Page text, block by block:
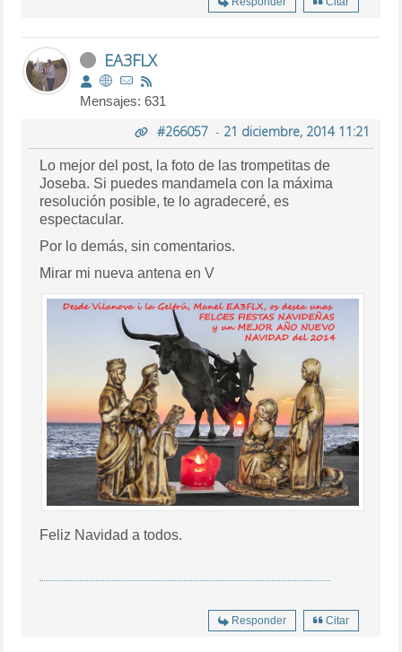
EA3FLX
Mensajes: 631
#266057- 21 diciembre, 2014 11:21
Lo mejor del post, la foto de las trompetitas de
Joseba. Si puedes mandamela con la máxima
resolución posible, te lo agradeceré, es
espectacular.
Por lo demás, sin comentarios.
Mirar mi nueva antena en V
Feliz Navidad a todos.
Responder Citar